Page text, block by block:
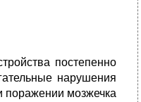
постепенно
нарушения
поражении мозжечка